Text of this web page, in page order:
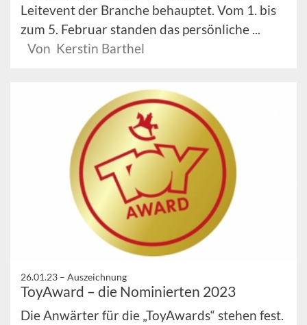
Leitevent der Branche behauptet. Vom 1. bis
zum 5. Februar standen das persönliche ...
Von Kerstin Barthel
26.01.23 – Auszeichnung
ToyAward – die Nominierten 2023
Die Anwärter für die „ToyAwards“ stehen fest.